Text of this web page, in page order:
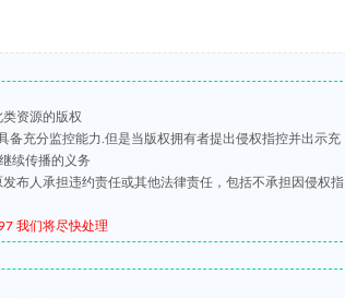
类资源的版权
备充分监控能力.但是当版权拥有者提出侵权指控并出示充
续传播的义务
布人承担违约责任或其他法律责任，包括不承担因侵权指
我们将尽快处理